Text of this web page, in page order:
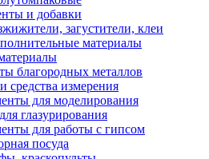
и добавки
загустители, клеи
материалы
благородных металлов
средства измерения
для моделирования
глазурирования
для работы с гипсом
посуда